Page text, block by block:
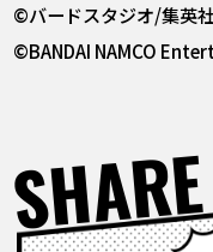
©バードスタジオ/集英
©BANDAI NAMCO
SHARE